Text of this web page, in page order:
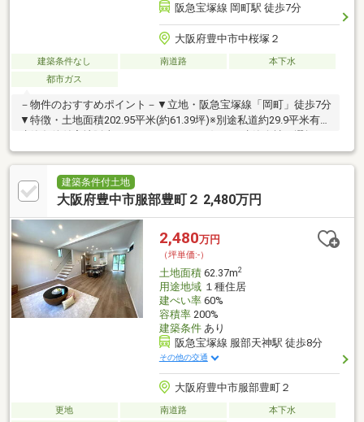
阪急宝塚線 岡町駅 徒歩7分
大阪府豊中市中桜塚２
建築条件なし 南道路
本下水
都市ガス
－物件のおすすめポイント－▼立地・阪急宝塚線「岡町」徒歩7分
▼特徴・土地面積202.95平米(約61.39坪)※別途私道約29.9平米有・
能・都市ガス対応▼周辺環境・スーパー「ライフ岡町店」徒歩4分
(約270m)※容積率は前面道路幅員(m)×4／10×100％に制限※敷地の
一部は建ぺい率80%・容積率300%※宅地造成等工事規制区域(各都
道府県知事へ「許可」等の申請が必要となる場合有)■ ご希望の住
はお気軽にお問い合わせください。
建築条件付土地
大阪府豊中市服部豊町２ 2,480万円
2,480万円
（坪単価:-）
土地面積62.37m2
用途地域１種住居
建ぺい率60%
容積率200%
建築条件あり
阪急宝塚線 服部天神駅 徒歩8分
その他の交通
大阪府豊中市服部豊町２
更地 南道路
本下水